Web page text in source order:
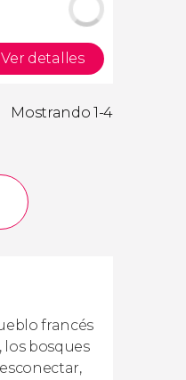
Ver detalles
Mostrando 1-4
francés
los bosques